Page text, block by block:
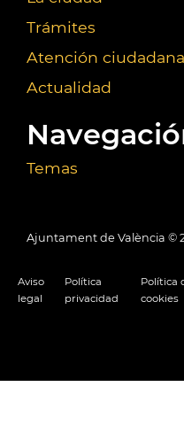
Trámites
Atención ciudadana
Actualidad
Temas
Ajuntament de València ©
Aviso
legal
Política
privacidad
Política
cookies